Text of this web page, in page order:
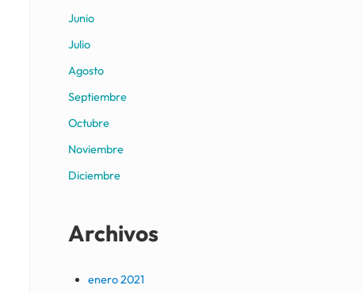
Junio
Julio
Agosto
Septiembre
Octubre
Noviembre
Diciembre
Archivos
enero 2021